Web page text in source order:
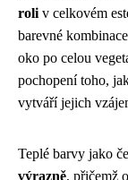
roli v celkovém
barevné
oko po celou
pochopení toho,
vytváří jejich
Teplé barvy jako
výrazně, přičemž